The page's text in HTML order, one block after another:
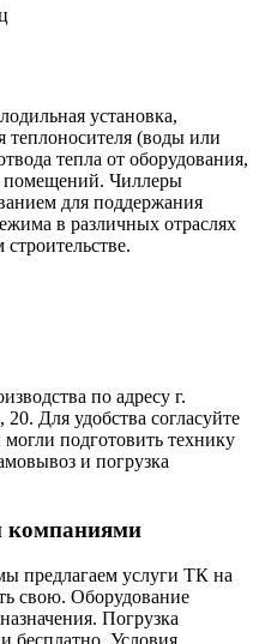
установка,
теплоносителя (воды или
тепла от оборудования,
помещений. Чиллеры
для поддержания
в различных отраслях
по адресу г.
Для удобства согласуйте
подготовить технику
и погрузка
компаниями
предлагаем услуги ТК на
свою. Оборудование
Погрузка